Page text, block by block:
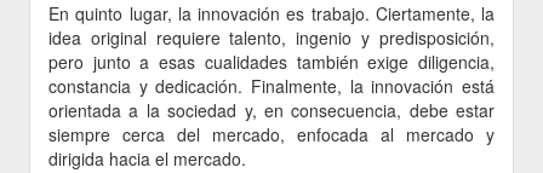
En quinto lugar, la innovación es trabajo. Ciertamente, la
idea original requiere talento, ingenio y predisposición,
pero junto a esas cualidades también exige diligencia,
constancia y dedicación. Finalmente, la innovación está
orientada a la sociedad y, en consecuencia, debe estar
siempre cerca del mercado, enfocada al mercado y
dirigida hacia el mercado.